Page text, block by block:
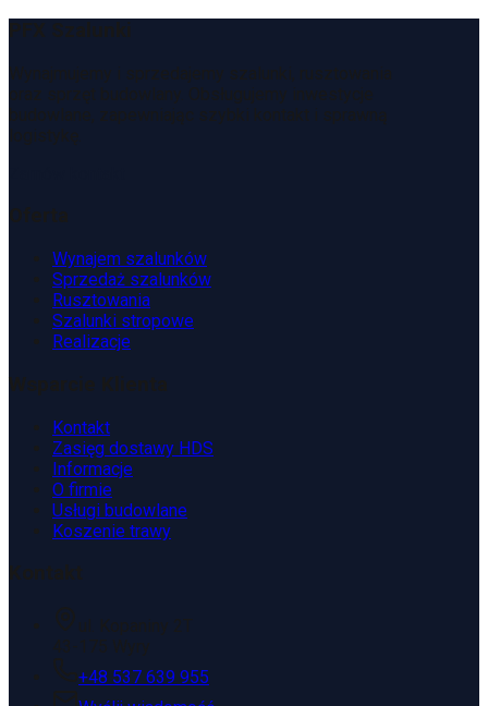
Wynajem szalunków
Sprzedaż szalunków
Rusztowania
Szalunki stropowe
Realizacje
Kontakt
Zasięg dostawy HDS
Informacje
O firmie
Usługi budowlane
Koszenie trawy
+48 537 639 955